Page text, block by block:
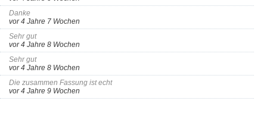
Danke
vor 4 Jahre 7 Wochen
Sehr gut
vor 4 Jahre 8 Wochen
Sehr gut
vor 4 Jahre 8 Wochen
Die zusammen Fassung ist echt
vor 4 Jahre 9 Wochen